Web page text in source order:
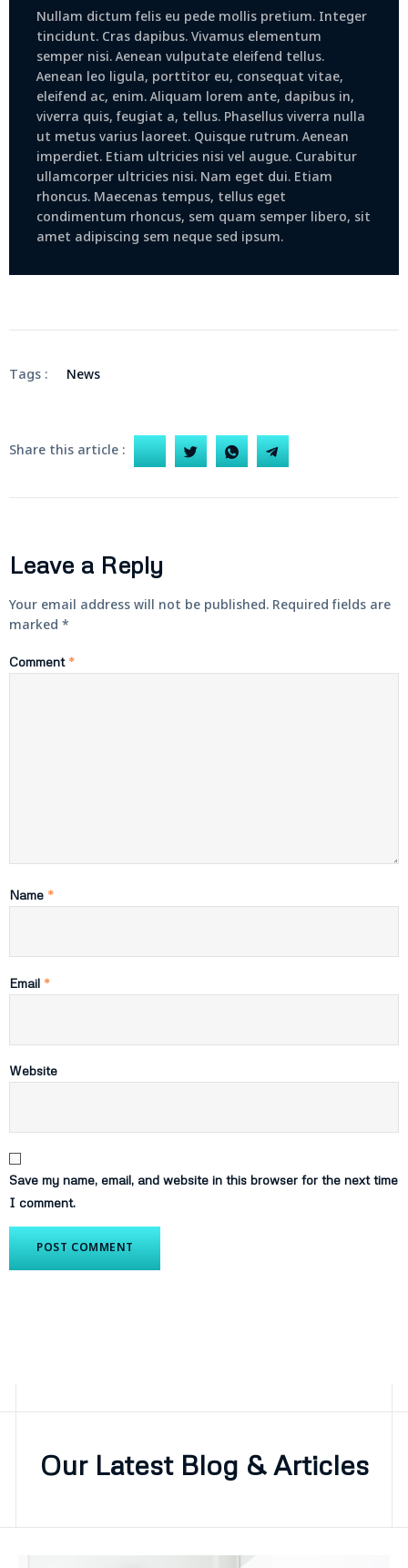
Nullam dictum felis eu pede mollis pretium. Integer
tincidunt. Cras dapibus. Vivamus elementum
semper nisi. Aenean vulputate eleifend tellus.
Aenean leo ligula, porttitor eu, consequat vitae,
eleifend ac, enim. Aliquam lorem ante, dapibus in,
viverra quis, feugiat a, tellus. Phasellus viverra nulla
ut metus varius laoreet. Quisque rutrum. Aenean
imperdiet. Etiam ultricies nisi vel augue. Curabitur
ullamcorper ultricies nisi. Nam eget dui. Etiam
rhoncus. Maecenas tempus, tellus eget
condimentum rhoncus, sem quam semper libero, sit
amet adipiscing sem neque sed ipsum.
Tags : News
Share this article :
Leave a Reply
Your email address will not be published. Required fields are
marked *
Comment *
Name *
Email *
Website
Save my name, email, and website in this browser for the next time
I comment.
Our Latest Blog & Articles